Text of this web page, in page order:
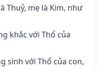
Thuỷ, mẹ là Kim, như
khắc với Thổ của
sinh với Thổ của con,